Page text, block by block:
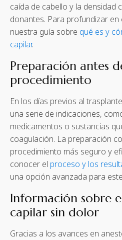
caída de cabello y la densidad
donantes. Para profundizar
nuestra guía sobre qué es y
capilar.
Preparación antes
procedimiento
En los días previos al
una serie de indicaciones,
medicamentos o sustancias
coagulación. La preparación
procedimiento más seguro y
conocer el proceso y los
una opción avanzada para
Información sobre
capilar sin dolor
Gracias a los avances en